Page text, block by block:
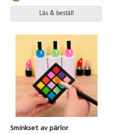
Läs & beställ
Sminkset av pärlor